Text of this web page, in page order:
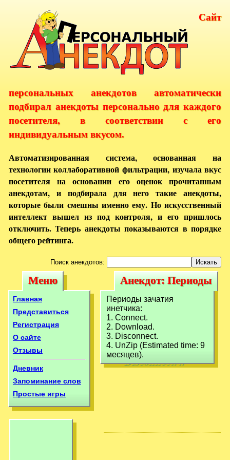
Сайт
персональных анекдотов автоматически
подбирал анекдоты персонально для каждого
посетителя, в соответствии с его
индивидуальным вкусом.
Автоматизированная система, основанная на
технологии коллаборативной фильтрации, изучала вкус
посетителя на основании его оценок прочитанным
анекдотам, и подбирала для него такие анекдоты,
которые были смешны именно ему. Но искусственный
интеллект вышел из под контроля, и его пришлось
отключить. Теперь анекдоты показываются в порядке
общего рейтинга.
Поиск анекдотов:
Меню
Меню
Главная
Представиться
Регистрация
О сайте
Отзывы
Дневник
Запоминание слов
Простые игры
Анекдот:
Периоды зачатия
инетчика:1.
Connect.2.
Download.3.
Disconnect.4.
Анекдот: Периоды
зачатия
инетчика:1.
Connect.2.
Download.3.
Disconnect.4.
Периоды зачатия
инетчика:
1. Connect.
2. Download.
3. Disconnect.
4. UnZip (Estimated time: 9
месяцев).